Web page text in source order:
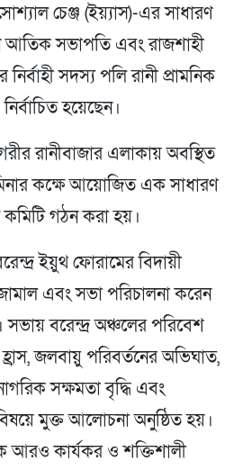
চেঞ্জ (ইয়্যাস)-এর সাধারণ
সভাপতি এবং রাজশাহী
সদস্য পলি রানী প্রামনিক
হয়েছেন।
রানীবাজার এলাকায় অবস্থিত
কক্ষে আয়োজিত এক সাধারণ
গঠন করা হয়।
ইয়ুথ ফোরামের বিদায়ী
এবং সভা পরিচালনা করেন
সভায় বরেন্দ্র অঞ্চলের পরিবেশ
জলবায়ু পরিবর্তনের অভিঘাত,
সক্ষমতা বৃদ্ধি এবং
মুক্ত আলোচনা অনুষ্ঠিত হয়।
আরও কার্যকর ও শক্তিশালী